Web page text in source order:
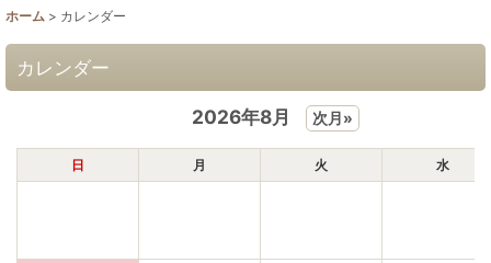
ホーム > カレンダー
カレンダー
2026年8月 次月»
日 月 火 水